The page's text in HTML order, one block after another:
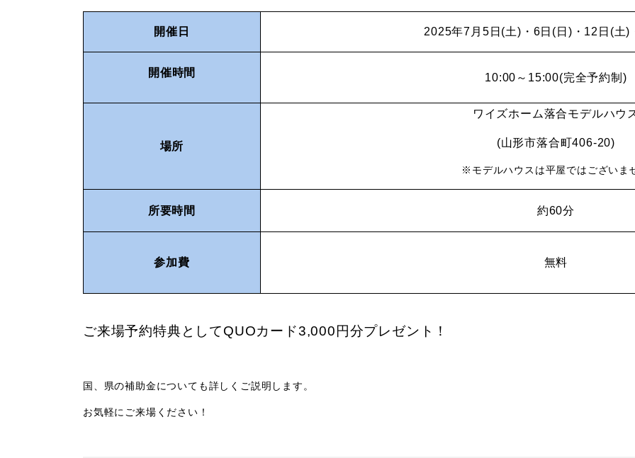
開催日 2025年7月5日(土)・6日(日)・12日(土)
開催時間 10:00～15:00(完全予約制)
場所
ワイズホーム落合モデルハウ
(山形市落合町406-20)
※モデルハウスは平屋ではございま
所要時間 約60分
参加費 無料
ご来場予約特典としてQUOカード3,000円分プレゼント！
国、県の補助金についても詳しくご説明します。
お気軽にご来場ください！